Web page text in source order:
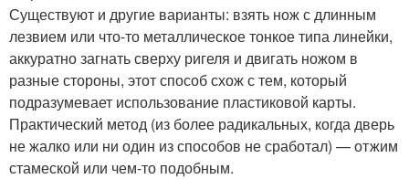
Существуют и другие варианты: взять нож с длинным
лезвием или что-то металлическое тонкое типа линейки,
аккуратно загнать сверху ригеля и двигать ножом в
разные стороны, этот способ схож с тем, который
подразумевает использование пластиковой карты.
Практический метод (из более радикальных, когда дверь
не жалко или ни один из способов не сработал) — отжим
стамеской или чем-то подобным.